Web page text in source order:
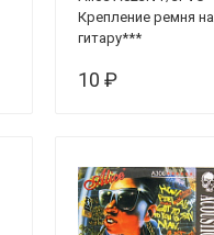
Крепление ремня на
гитару***
10 ₽